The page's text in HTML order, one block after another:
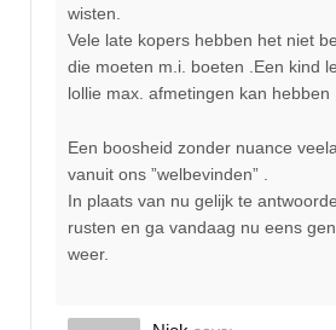
wisten.
Vele late kopers hebben het niet
die moeten m.i. boeten .Een kind
lollie max. afmetingen kan hebben
Een boosheid zonder nuance
vanuit ons ”welbevinden” .
In plaats van nu gelijk te
rusten en ga vandaag nu eens
weer.